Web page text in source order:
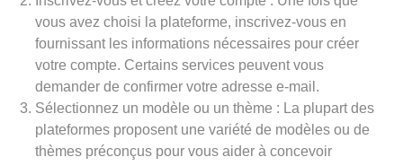
vous avez choisi la plateforme, inscrivez-vous en
fournissant les informations nécessaires pour créer
votre compte. Certains services peuvent vous
demander de confirmer votre adresse e-mail.
Sélectionnez un modèle ou un thème : La plupart des
plateformes proposent une variété de modèles ou de
thèmes préconçus pour vous aider à concevoir